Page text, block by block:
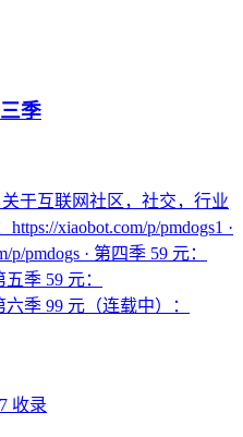
季
关于互联网社区，社交，行业
xiaobot.com/p/pmdogs1 ·
pmdogs · 第四季 59 元：
五季 59 元：
六季 99 元（连载中）：
收录